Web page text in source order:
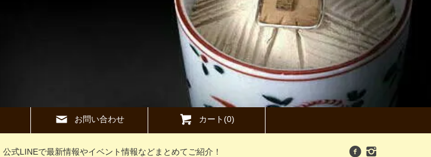
お問い合わせ カート(0)
公式LINEで最新情報やイベント情報などまとめてご紹介！